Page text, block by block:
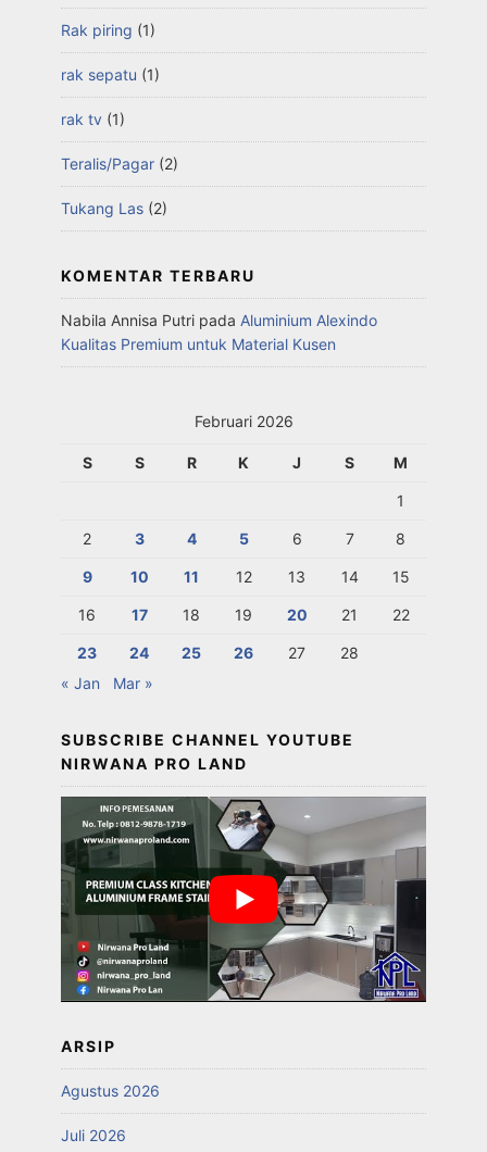
Rak piring (1)
rak sepatu (1)
rak tv (1)
Teralis/Pagar (2)
Tukang Las (2)
KOMENTAR TERBARU
Nabila Annisa Putri pada Aluminium Alexindo
Kualitas Premium untuk Material Kusen
Februari 2026
S S R K J S M
1
2 3 4 5 6 7 8
9 10 11 12 13 14 15
16 17 18 19 20 21 22
23 24 25 26 27
28
« Jan
Mar »
SUBSCRIBE CHANNEL YOUTUBE
NIRWANA PRO LAND
ARSIP
Agustus 2026
Juli 2026